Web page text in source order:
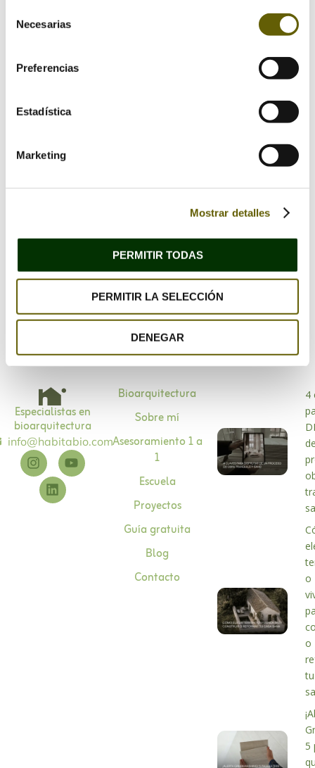
Necesarias
Preferencias
Estadística
Marketing
Mostrar detalles
PERMITIR TODAS
PERMITIR LA SELECCIÓN
DENEGAR
Guarda mi nombre, correo electrónico y web en
este navegador para la próxima vez que comente.
Especialistas en
bioarquitectura
info@habitabio.com
Bioarquitectura
Sobre mí
Asesoramiento 1 a
1
Escuela
Proyectos
Guía gratuita
Blog
Contacto
4
o
o
5